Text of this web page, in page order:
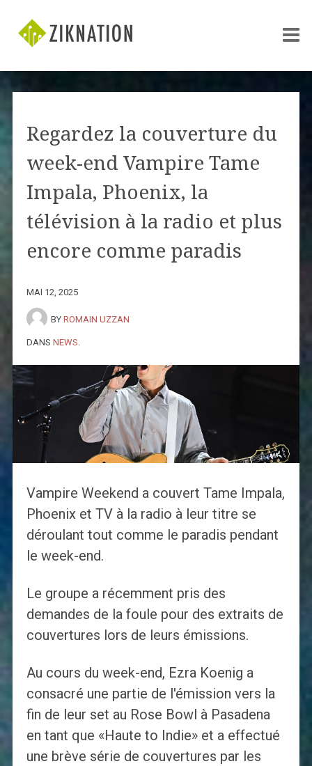
Regardez la couverture du
week-end Vampire Tame
Impala, Phoenix, la
télévision à la radio et plus
encore comme paradis
MAI 12, 2025
BY ROMAIN UZZAN
DANS NEWS
Vampire Weekend a couvert Tame Impala,
Phoenix et TV à la radio à leur titre se
déroulant tout comme le paradis pendant
le week-end.
Le groupe a récemment pris des
demandes de la foule pour des extraits de
couvertures lors de leurs émissions.
Au cours du week-end, Ezra Koenig a
consacré une partie de l'émission vers la
fin de leur set au Rose Bowl à Pasadena
en tant que «Haute to Indie» et a effectué
une brève série de couvertures par les